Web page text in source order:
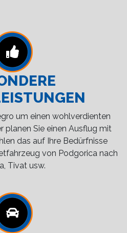
um einen wohlverdienten
planen Sie einen Ausflug mit
das auf Ihre Bedürfnisse
von Podgorica nach
Tivat usw.